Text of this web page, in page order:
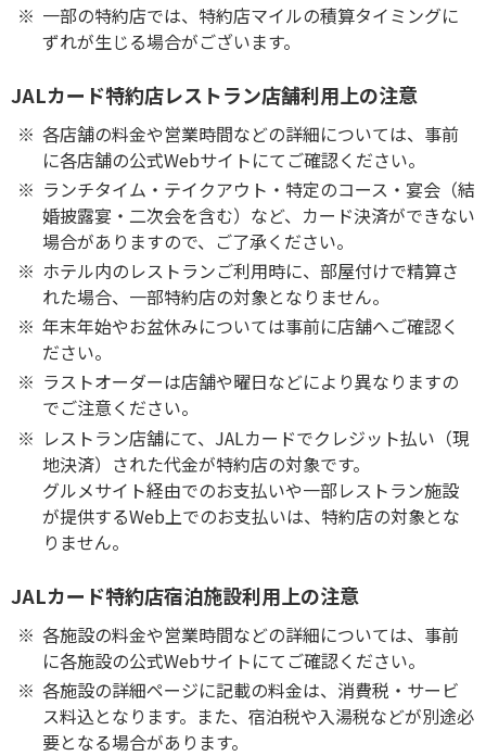
一部の特約店では、特約店マイルの積算タイミングに
ずれが生じる場合がございます。
JALカード特約店レストラン店舗利用上の注意
各店舗の料金や営業時間などの詳細については、事前
に各店舗の公式Webサイトにてご確認ください。
ランチタイム・テイクアウト・特定のコース・宴会（結
婚披露宴・二次会を含む）など、カード決済ができない
場合がありますので、ご了承ください。
ホテル内のレストランご利用時に、部屋付けで精算さ
れた場合、一部特約店の対象となりません。
年末年始やお盆休みについては事前に店舗へご確認く
ださい。
ラストオーダーは店舗や曜日などにより異なりますの
でご注意ください。
レストラン店舗にて、JALカードでクレジット払い（現
地決済）された代金が特約店の対象です。
グルメサイト経由でのお支払いや一部レストラン施設
が提供するWeb上でのお支払いは、特約店の対象とな
りません。
JALカード特約店宿泊施設利用上の注意
各施設の料金や営業時間などの詳細については、事前
に各施設の公式Webサイトにてご確認ください。
各施設の詳細ページに記載の料金は、消費税・サービ
ス料込となります。また、宿泊税や入湯税などが別途必
要となる場合があります。